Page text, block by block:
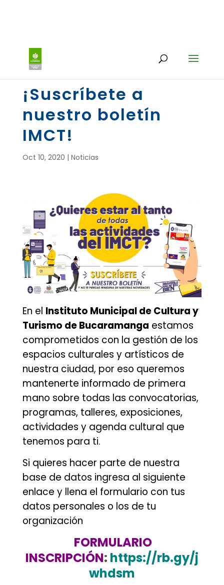
¡Suscríbete a
nuestro boletín
IMCT!
Oct 10, 2020 | Noticias
En el Instituto Municipal de Cultura y
Turismo de Bucaramanga estamos
comprometidos con la gestión de los
espacios culturales y artísticos de
nuestra ciudad, por eso queremos
mantenerte informado de primera
mano sobre todas las convocatorias,
programas, talleres, exposiciones,
actividades y agenda cultural que
tenemos para ti.
Si quieres hacer parte de nuestra
base de datos ingresa al siguiente
enlace y llena el formulario con tus
datos personales o los de tu
organización
FORMULARIO
INSCRIPCIÓN: https://rb.gy/j
whdsm